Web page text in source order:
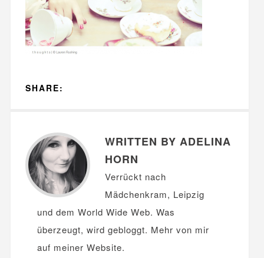
SHARE:
WRITTEN BY ADELINA
HORN
Verrückt nach
Mädchenkram, Leipzig
und dem World Wide Web. Was
überzeugt, wird gebloggt. Mehr von mir
auf meiner Website.